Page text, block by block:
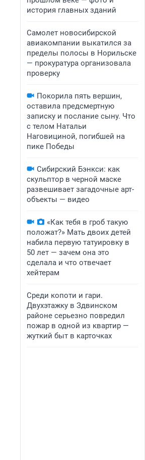
история главных зданий
Самолет новосибирской
авиакомпании выкатился за
пределы полосы в Норильске
— прокуратура организовала
проверку
Покорила пять вершин,
оставила предсмертную
записку и послание сыну. Что
с телом Натальи
Наговициной, погибшей на
пике Победы
Сибирский Бэнкси: как
скульптор в черной маске
развешивает загадочные арт-
объекты — видео
«Как тебя в гроб такую
положат?» Мать двоих детей
набила первую татуировку в
50 лет — зачем она это
сделала и что отвечает
хейтерам
Среди копоти и гари.
Двухэтажку в Здвинском
районе серьезно повредил
пожар в одной из квартир —
жуткий быт в карточках